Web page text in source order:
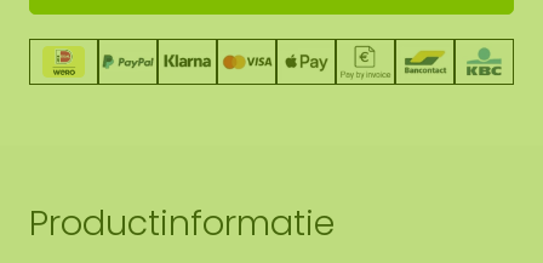
Productinformatie